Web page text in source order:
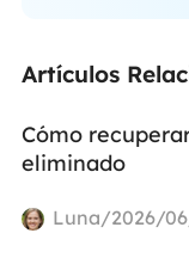
Artículos
Cómo
eliminado
Luna/2026/